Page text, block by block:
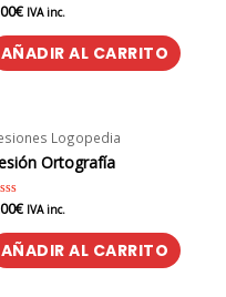
€ IVA inc.
AÑADIR AL CARRITO
Logopedia
Ortografía
€ IVA inc.
AÑADIR AL CARRITO